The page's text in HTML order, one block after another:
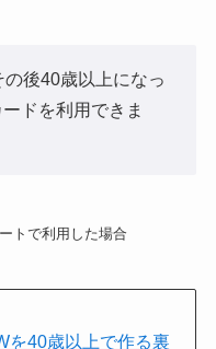
後40歳以上になっ
ドを利用できま
トで利用した場合
を40歳以上で作る裏